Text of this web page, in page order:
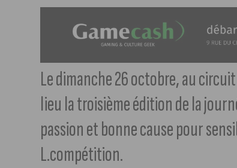
Le dimanche 26 octobre, au
lieu la troisième édition de la
passion et bonne cause pour
L.compétition.